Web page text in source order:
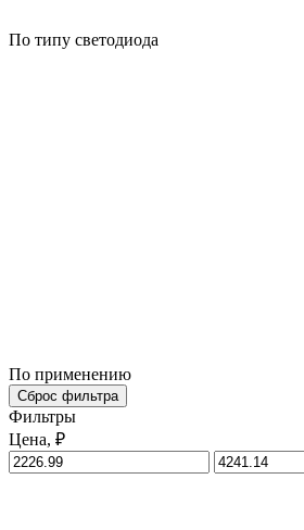
По типу светодиода
По применению
Сброс фильтра
Фильтры
Цена, ₽